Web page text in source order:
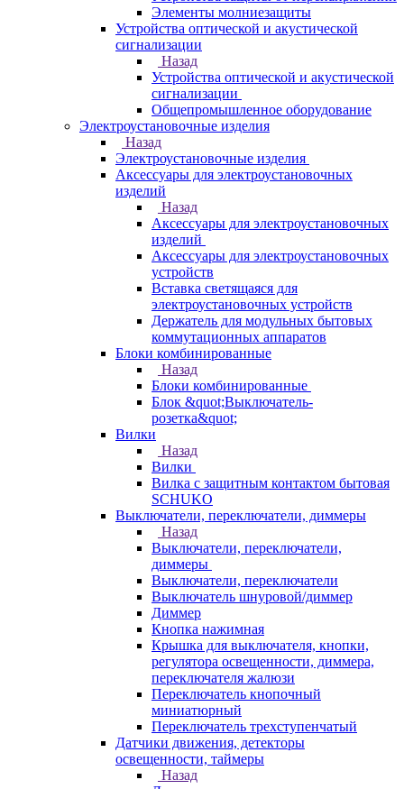
Элементы молниезащиты
Устройства оптической и акустической
сигнализации
Назад
Устройства оптической и акустической
сигнализации
Общепромышленное оборудование
Электроустановочные изделия
Назад
Электроустановочные изделия
Аксессуары для электроустановочных
изделий
Назад
Аксессуары для электроустановочных
изделий
Аксессуары для электроустановочных
устройств
Вставка светящаяся для
электроустановочных устройств
Держатель для модульных бытовых
коммутационных аппаратов
Блоки комбинированные
Назад
Блоки комбинированные
Блок &quot;Выключатель-
розетка&quot;
Вилки
Назад
Вилки
Вилка с защитным контактом бытовая
SCHUKO
Выключатели, переключатели, диммеры
Назад
Выключатели, переключатели,
диммеры
Выключатели, переключатели
Выключатель шнуровой/диммер
Диммер
Кнопка нажимная
Крышка для выключателя, кнопки,
регулятора освещенности, диммера,
переключателя жалюзи
Переключатель кнопочный
миниатюрный
Переключатель трехступенчатый
Датчики движения, детекторы
освещенности, таймеры
Назад